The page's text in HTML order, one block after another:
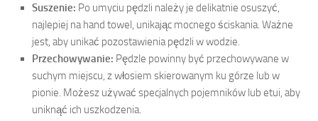
Suszenie: Po umyciu pędzli należy je delikatnie osuszyć,
najlepiej na hand towel, unikając mocnego ściskania. Ważne
jest, aby unikać pozostawienia pędzli w wodzie.
Przechowywanie: Pędzle powinny być przechowywane w
suchym miejscu, z włosiem skierowanym ku górze lub w
pionie. Możesz używać specjalnych pojemników lub etui, aby
uniknąć ich uszkodzenia.